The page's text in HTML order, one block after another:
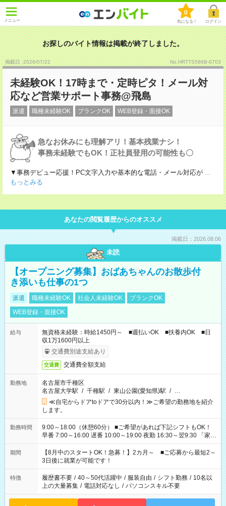
メニュー
0
気になる！ ログイン
お探しのバイト情報は掲載が終了しました。
掲載日 :2026/07/22 No.HRTTS586B-0703
未経験OK！17時まで・定時ピタ！メール対
応など営業サポート事務@飛島
派遣 職種未経験OK ブランクOK WEB登録・面接OK
急なお休みにも理解アリ！基本残業ナシ！
事務未経験でもOK！正社員登用の可能性も〇
▼事務デビュー応援！PC文字入力や基本的な電話・メール対応が ...
もっとみる
あなたの閲覧履歴からのオススメ
掲載日：2026.08.06
未読
【オープニング募集】おばあちゃんのお散歩付
き添いも仕事の1つ
派遣 職種未経験OK 社会人未経験OK
ブランクOK
WEB登録・面接OK
給与
無資格未経験：時給1450円～ ■週払いOK ■扶養内OK ■日
収1万1600円以上
交通費別途支給あり
交通費 交通費全額支給
勤務地
名古屋市千種区
名古屋大学駅 / 千種駅 / 東山公園(愛知県)駅 / …
≪自宅からドアtoドアで30分以内！≫ご希望の勤務地を紹介
します。
勤務時間
9:00～18:00（休憩60分） ■ご希望があれば下記シフトもOK！
早番 7:00～16:00 遅番 10:00～19:00 夜勤 16:30～翌9:30 「家族
と休みを合わせたい」 「余裕を持って夕飯の準備がしたい」
「できれば残業はしたくない」 など、ご希望を教えてください
ね。 ※Wワーク希望の方へ 今ご覧のお仕事で希望する勤務時間
と、もう1つのお仕事の勤務時間。 合計で週40時間を超える場
合は応募できません。
期間
【8月中のスタートOK！急募！】2カ月～ ■ご応募から最短2～
3日後に就業が可能です！
特徴 履歴書不要 / 40～50代活躍中 / 服装自由 / シフト勤務 / 10名以
上の大量募集 / 電話対応なし / パソコンスキル不要